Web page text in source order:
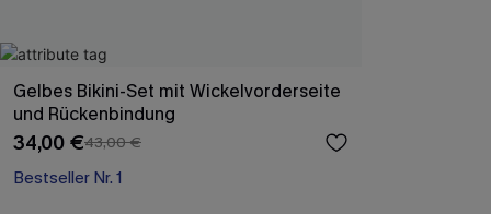
Gelbes Bikini-Set mit Wickelvorderseite
und Rückenbindung
34,00 €43,00 €
Bestseller Nr. 1